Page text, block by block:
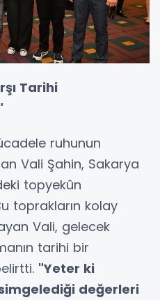
Tarihi
ruhunun
Vali Şahin, Sakarya
topyekûn
toprakların kolay
Vali, gelecek
tarihi bir
"Yeter ki
simgelediği değerleri